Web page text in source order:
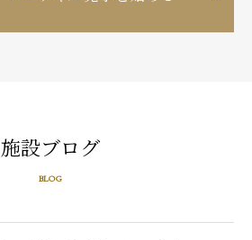
施設ブログ
BLOG